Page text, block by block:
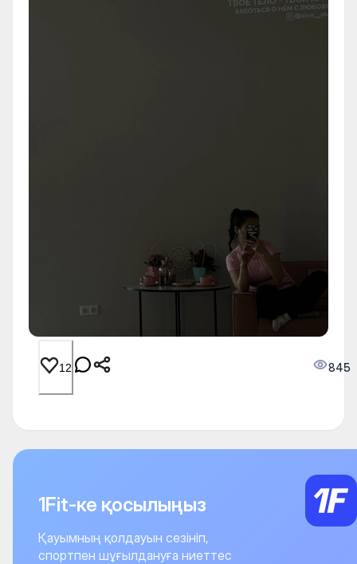
12 845
1Fit-ке қосылыңыз
Қауымның қолдауын сезініп,
спортпен шұғылдануға ниеттес